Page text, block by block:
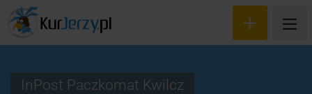
InPost Paczkomat Kwilcz